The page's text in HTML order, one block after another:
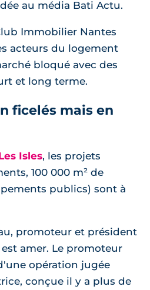
au média Bati Actu.
Immobilier Nantes
acteurs du logement
bloqué avec des
et long terme.
ficelés mais en
Isles, les projets
100 000 m² de
publics) sont à
promoteur et président
amer. Le promoteur
opération jugée
conçue il y a plus de